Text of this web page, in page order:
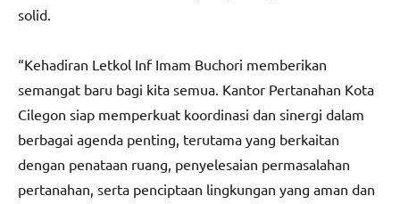
solid.
“Kehadiran Letkol Inf Imam Buchori memberikan
semangat baru bagi kita semua. Kantor Pertanahan Kota
Cilegon siap memperkuat koordinasi dan sinergi dalam
berbagai agenda penting, terutama yang berkaitan
dengan penataan ruang, penyelesaian permasalahan
pertanahan, serta penciptaan lingkungan yang aman dan